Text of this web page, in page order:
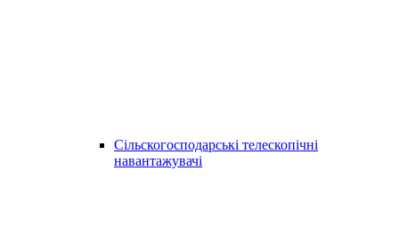
Сільскогосподарські телескопічні
навантажувачі